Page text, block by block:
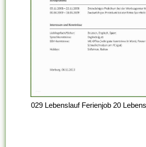
029 Lebenslauf Ferienjob 20